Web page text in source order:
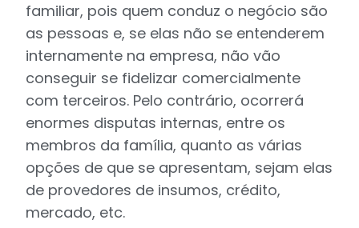
familiar, pois quem conduz o negócio são
as pessoas e, se elas não se entenderem
internamente na empresa, não vão
conseguir se fidelizar comercialmente
com terceiros. Pelo contrário, ocorrerá
enormes disputas internas, entre os
membros da família, quanto as várias
opções de que se apresentam, sejam elas
de provedores de insumos, crédito,
mercado, etc.